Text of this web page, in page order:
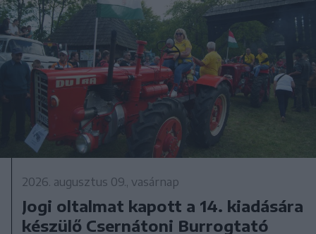
2026. augusztus 09., vasárnap
Jogi oltalmat kapott a 14. kiadására
készülő Csernátoni Burrogtató